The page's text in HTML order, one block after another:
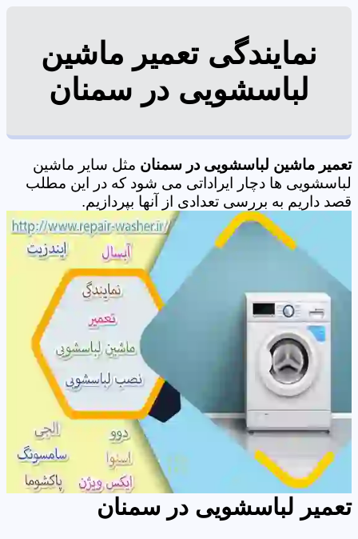
نمایندگی تعمیر ماشین
لباسشویی در سمنان
تعمیر ماشین لباسشویی در سمنان مثل سایر ماشین
لباسشویی ها دچار ایراداتی می شود که در این مطلب
قصد داریم به بررسی تعدادی از آنها بپردازیم.
تعمیر لباسشویی در سمنان